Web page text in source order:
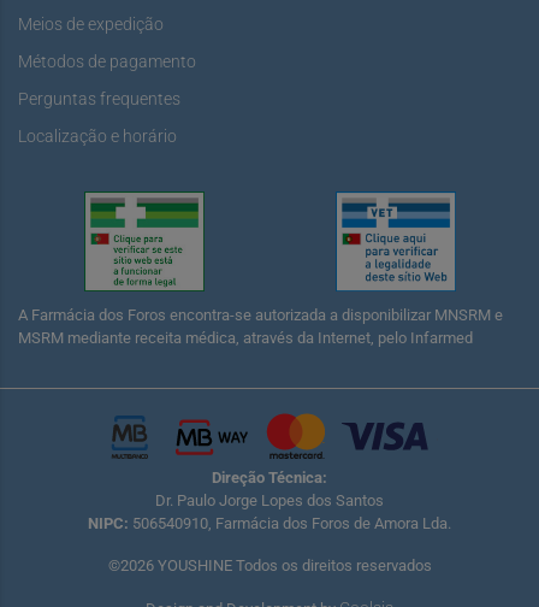
Meios de expedição
Métodos de pagamento
Perguntas frequentes
Localização e horário
A Farmácia dos Foros encontra-se autorizada a disponibilizar MNSRM e
MSRM mediante receita médica, através da Internet, pelo Infarmed
Direção Técnica:
Dr. Paulo Jorge Lopes dos Santos
NIPC: 506540910, Farmácia dos Foros de Amora Lda.
©2026 YOUSHINE Todos os direitos reservados